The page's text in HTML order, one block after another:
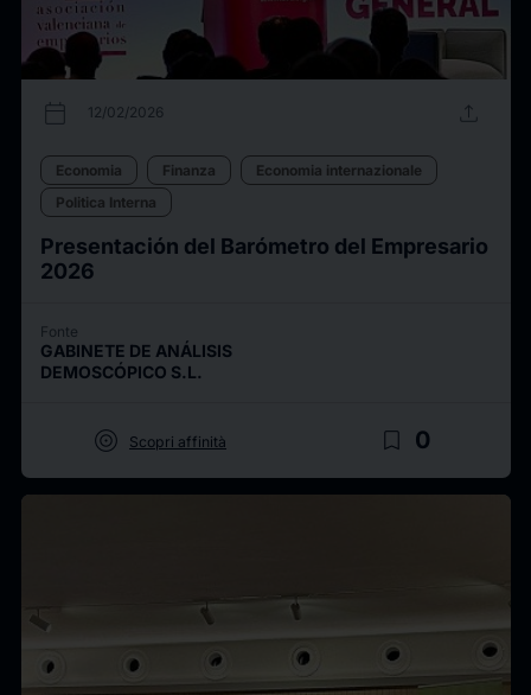
calendar_today 12/02/2026 upload
Economia Finanza
Economia internazionale
Politica Interna
Presentación del Barómetro del Empresario
2026
Fonte
GABINETE DE ANÁLISIS
DEMOSCÓPICO S.L.
target Scopri affinità bookmark_border 0